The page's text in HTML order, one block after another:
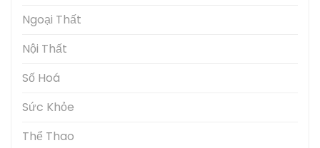
Ngoại Thất
Nội Thất
Số Hoá
Sức Khỏe
Thể Thao